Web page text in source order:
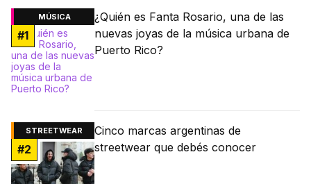
MÚSICA
#1
¿Quién es Fanta Rosario, una de las
nuevas joyas de la música urbana de
Puerto Rico?
STREETWEAR
#2
Cinco marcas argentinas de
streetwear que debés conocer